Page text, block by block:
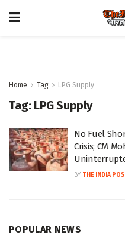
Home Tag LPG Supply
Tag: LPG Supply
No Fuel
Crisis; CM
BY THE INDIA
POPULAR NEWS